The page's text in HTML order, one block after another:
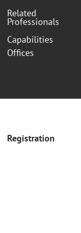
Related
Professionals
Capabilities
Offices
Registration